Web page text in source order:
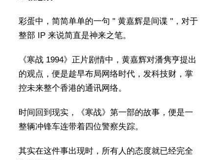
彩蛋中，简简单单的一句 " 黄嘉辉是间谍 "，对于
整部 IP 来说简直是神来之笔。
《寒战 1994》正片剧情中，黄嘉辉对潘隽亨提出
的观点，便是趁早布局网络时代，发科技财，掌
控未来整个香港的通讯网络。
时间回到现实，《寒战》第一部的故事，便是一
整辆冲锋车连带着四位警察失踪。
其实在这件事出现时，所有人的态度就已经完全